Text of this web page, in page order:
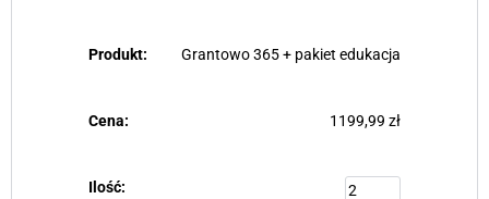
Grantowo 365 + pakiet edukacja
1199,99 zł